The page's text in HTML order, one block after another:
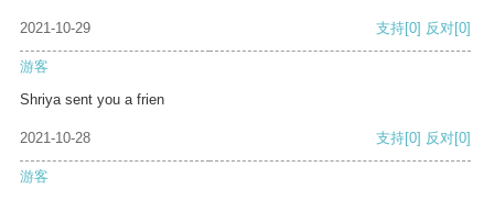
2021-10-29 支持[0] 反对[0]
游客
Shriya sent you a frien
2021-10-28 支持[0] 反对[0]
游客